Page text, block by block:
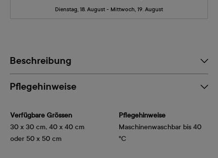
Dienstag, 18. August - Mittwoch, 19. August
Beschreibung
Pflegehinweise
Verfügbare Grössen
30 x 30 cm, 40 x 40 cm
oder 50 x 50 cm
Pflegehinweise
Maschinenwaschbar bis 40
°C